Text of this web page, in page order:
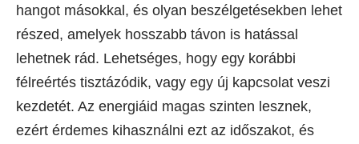
hangot másokkal, és olyan beszélgetésekben lehet
részed, amelyek hosszabb távon is hatással
lehetnek rád. Lehetséges, hogy egy korábbi
félreértés tisztázódik, vagy egy új kapcsolat veszi
kezdetét. Az energiáid magas szinten lesznek,
ezért érdemes kihasználni ezt az időszakot, és